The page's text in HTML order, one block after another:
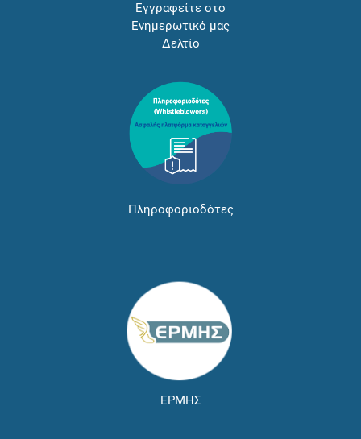
Εγγραφείτε στο
Ενημερωτικό μας
Δελτίο
Πληροφοριοδότες
ΕΡΜΗΣ